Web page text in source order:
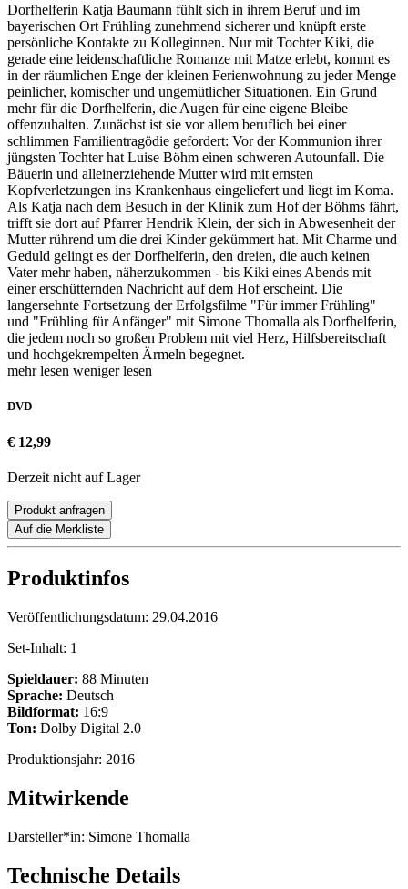
Dorfhelferin Katja Baumann fühlt sich in ihrem Beruf und im
bayerischen Ort Frühling zunehmend sicherer und knüpft erste
persönliche Kontakte zu Kolleginnen. Nur mit Tochter Kiki, die
gerade eine leidenschaftliche Romanze mit Matze erlebt, kommt es
in der räumlichen Enge der kleinen Ferienwohnung zu jeder Menge
peinlicher, komischer und ungemütlicher Situationen. Ein Grund
mehr für die Dorfhelferin, die Augen für eine eigene Bleibe
offenzuhalten. Zunächst ist sie vor allem beruflich bei einer
schlimmen Familientragödie gefordert: Vor der Kommunion ihrer
jüngsten Tochter hat Luise Böhm einen schweren Autounfall. Die
Bäuerin und alleinerziehende Mutter wird mit ernsten
Kopfverletzungen ins Krankenhaus eingeliefert und liegt im Koma.
Als Katja nach dem Besuch in der Klinik zum Hof der Böhms fährt,
trifft sie dort auf Pfarrer Hendrik Klein, der sich in Abwesenheit der
Mutter rührend um die drei Kinder gekümmert hat. Mit Charme und
Geduld gelingt es der Dorfhelferin, den dreien, die auch keinen
Vater mehr haben, näherzukommen - bis Kiki eines Abends mit
einer erschütternden Nachricht auf dem Hof erscheint. Die
langersehnte Fortsetzung der Erfolgsfilme "Für immer Frühling"
und "Frühling für Anfänger" mit Simone Thomalla als Dorfhelferin,
die jedem noch so großen Problem mit viel Herz, Hilfsbereitschaft
und hochgekrempelten Ärmeln begegnet.
mehr lesen weniger lesen
DVD
€ 12,99
Derzeit nicht auf Lager
Produkt anfragen
Auf die Merkliste
Produktinfos
Veröffentlichungsdatum: 29.04.2016
Set-Inhalt: 1
Spieldauer: 88 Minuten
Sprache: Deutsch
Bildformat: 16:9
Ton: Dolby Digital 2.0
Produktionsjahr: 2016
Mitwirkende
Darsteller*in: Simone Thomalla
Technische Details